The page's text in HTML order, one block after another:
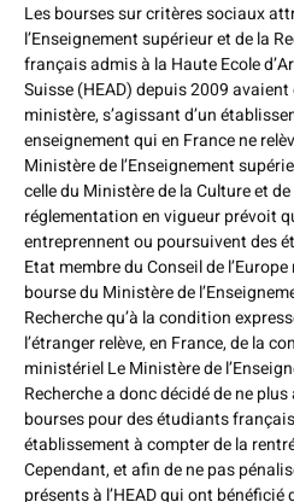
Les bourses sur critères sociaux
l’Enseignement supérieur et de la
français admis à la Haute Ecole
Suisse (HEAD) depuis 2009
ministère, s’agissant d’un
enseignement qui en France ne
Ministère de l’Enseignement
celle du Ministère de la Culture et
réglementation en vigueur prévoit
entreprennent ou poursuivent des
Etat membre du Conseil de
bourse du Ministère de
Recherche qu’à la condition
l’étranger relève, en France, de la
ministériel Le Ministère de
Recherche a donc décidé de ne
bourses pour des étudiants
établissement à compter de la
Cependant, et afin de ne pas
présents à l’HEAD qui ont bénéficié